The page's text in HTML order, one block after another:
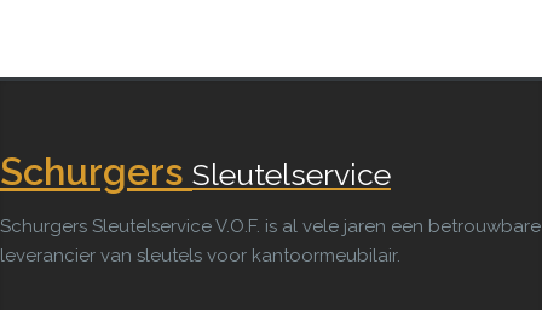
Schurgers Sleutelservice
Schurgers Sleutelservice V.O.F. is al vele jaren een betrouwbare
leverancier van sleutels voor kantoormeubilair.